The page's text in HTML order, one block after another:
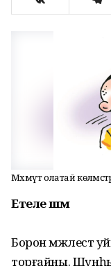
Мәхмүт олатай
Етеле шәм
Борон мәжлестә
торғайны.